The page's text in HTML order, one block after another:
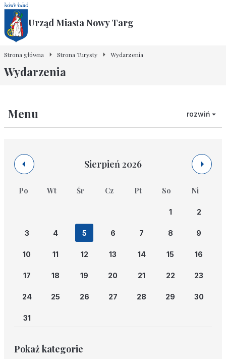
Urząd Miasta Nowy Targ
Strona główna Strona Turysty Wydarzenia
Wydarzenia
Menu rozwiń
sierpień 2026
po wt śr cz pt so ni
1 2
3 4 5 6 7 8 9
10 11 12 13 14 15 16
17 18 19 20 21 22 23
24 25 26 27 28 29 30
31
Pokaż kategorie